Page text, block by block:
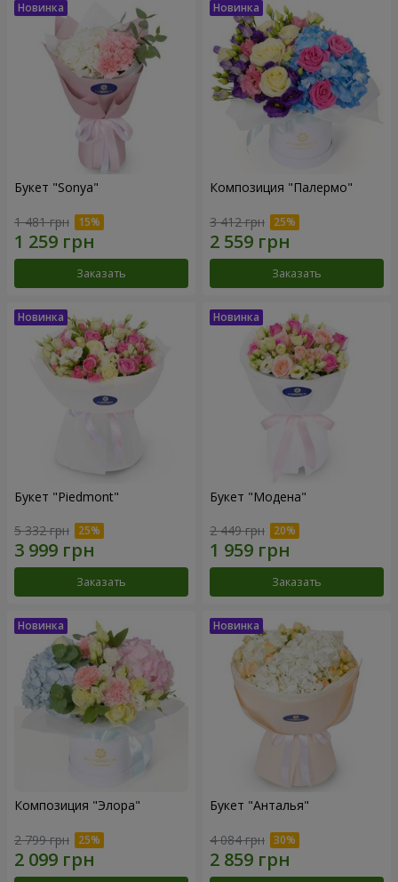
Букет "Sonya"
1 481 грн
Заказать
Композиция "Палермо"
3 412 грн
Заказать
Букет "Piedmont"
5 332 грн
Заказать
Букет "Модена"
2 449 грн
Заказать
Композиция "Элора"
2 799 грн
Букет "Анталья"
4 084 грн